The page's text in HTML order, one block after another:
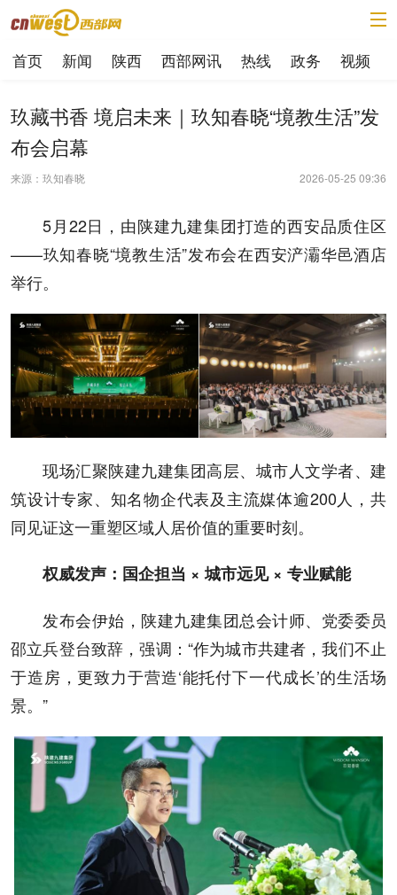
首页 新闻 陕西 西部网讯 热线 政务 视频
玖藏书香 境启未来｜玖知春晓“境教生活”发
布会启幕
来源：玖知春晓 2026-05-25 09:36
5月22日，由陕建九建集团打造的西安品质住区
——玖知春晓“境教生活”发布会在西安浐灞华邑酒店
举行。
现场汇聚陕建九建集团高层、城市人文学者、建
筑设计专家、知名物企代表及主流媒体逾200人，共
同见证这一重塑区域人居价值的重要时刻。
权威发声：国企担当 × 城市远见 × 专业赋能
发布会伊始，陕建九建集团总会计师、党委委员
邵立兵登台致辞，强调：“作为城市共建者，我们不止
于造房，更致力于营造‘能托付下一代成长’的生活场
景。”